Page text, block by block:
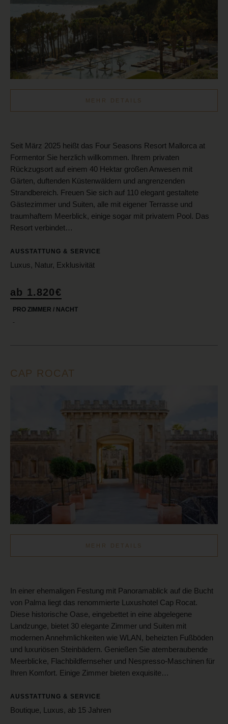
MEHR DETAILS
Seit März 2025 heißt das Four Seasons Resort Mallorca at
Formentor Sie herzlich willkommen. Ihrem privaten
Rückzugsort auf einem 40 Hektar großen Anwesen mit
Gärten, duftenden Küstenwäldern und angrenzenden
Strandbereich. Freuen Sie sich auf 110 elegant gestaltete
Gästezimmer und Suiten, alle mit eigener Terrasse und
traumhaftem Meerblick, einige sogar mit privatem Pool. Das
Resort verbindet…
AUSSTATTUNG & SERVICE
Luxus, Natur, Exklusivität
ab 1.820€
PRO ZIMMER / NACHT
-
CAP ROCAT
MEHR DETAILS
In einer ehemaligen Festung mit Panoramablick auf die Bucht
von Palma liegt das renommierte Luxushotel Cap Rocat.
Diese historische Oase, eingebettet in eine abgelegene
Landzunge, bietet 30 elegante Zimmer und Suiten mit
modernen Annehmlichkeiten wie WLAN, beheizten Fußböden
und luxuriösen Steinbädern. Genießen Sie atemberaubende
Meerblicke, Flachbildfernseher und Nespresso-Maschinen für
Ihren Komfort. Einige Zimmer bieten exquisite…
AUSSTATTUNG & SERVICE
Boutique, Luxus, ab 15 Jahren